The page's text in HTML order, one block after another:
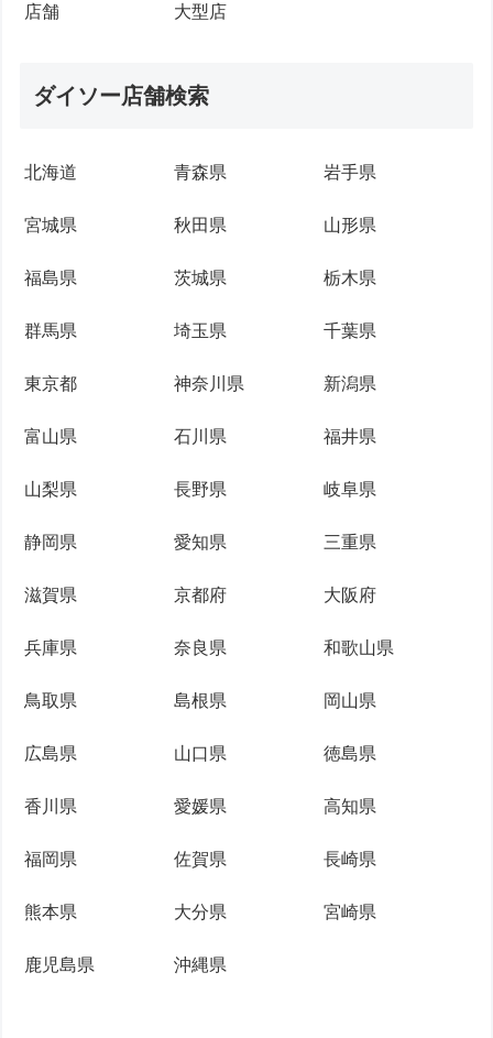
店舗 大型店
ダイソー店舗検索
北海道 青森県 岩手県
宮城県 秋田県 山形県
福島県 茨城県 栃木県
群馬県 埼玉県 千葉県
東京都 神奈川県 新潟県
富山県 石川県 福井県
山梨県 長野県 岐阜県
静岡県 愛知県 三重県
滋賀県 京都府 大阪府
兵庫県 奈良県 和歌山県
鳥取県 島根県 岡山県
広島県 山口県 徳島県
香川県 愛媛県 高知県
福岡県 佐賀県 長崎県
熊本県 大分県 宮崎県
鹿児島県 沖縄県